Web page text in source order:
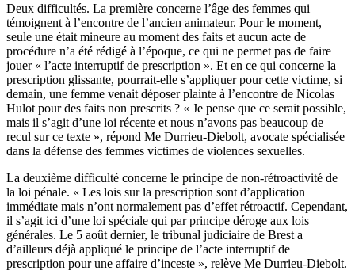
Deux difficultés. La première concerne l’âge des femmes qui
témoignent à l’encontre de l’ancien animateur. Pour le moment,
seule une était mineure au moment des faits et aucun acte de
procédure n’a été rédigé à l’époque, ce qui ne permet pas de faire
jouer « l’acte interruptif de prescription ». Et en ce qui concerne la
prescription glissante, pourrait-elle s’appliquer pour cette victime, si
demain, une femme venait déposer plainte à l’encontre de Nicolas
Hulot pour des faits non prescrits ? « Je pense que ce serait possible,
mais il s’agit d’une loi récente et nous n’avons pas beaucoup de
recul sur ce texte », répond Me Durrieu-Diebolt, avocate spécialisée
dans la défense des femmes victimes de violences sexuelles.
La deuxième difficulté concerne le principe de non-rétroactivité de
la loi pénale. « Les lois sur la prescription sont d’application
immédiate mais n’ont normalement pas d’effet rétroactif. Cependant,
il s’agit ici d’une loi spéciale qui par principe déroge aux lois
générales. Le 5 août dernier, le tribunal judiciaire de Brest a
d’ailleurs déjà appliqué le principe de l’acte interruptif de
prescription pour une affaire d’inceste », relève Me Durrieu-Diebolt.